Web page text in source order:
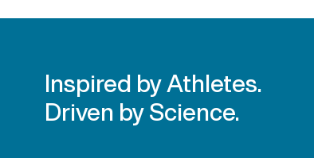
Inspired by Athletes.
Driven by Science.